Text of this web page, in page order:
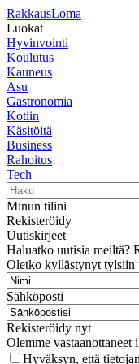
RakkausLoma
Luokat
Hyvinvointi
Koulutus
Kauneus
Asu
Gastronomia
Kotiin
Käsitöitä
Business
Rahoitus
Tech
Minun tilini
Rekisteröidy
Uutiskirjeet
Haluatko uutisia meiltä?
Oletko kyllästynyt tylsiin
Sähköposti
Rekisteröidy nyt
Olemme
Hyväksyn, että